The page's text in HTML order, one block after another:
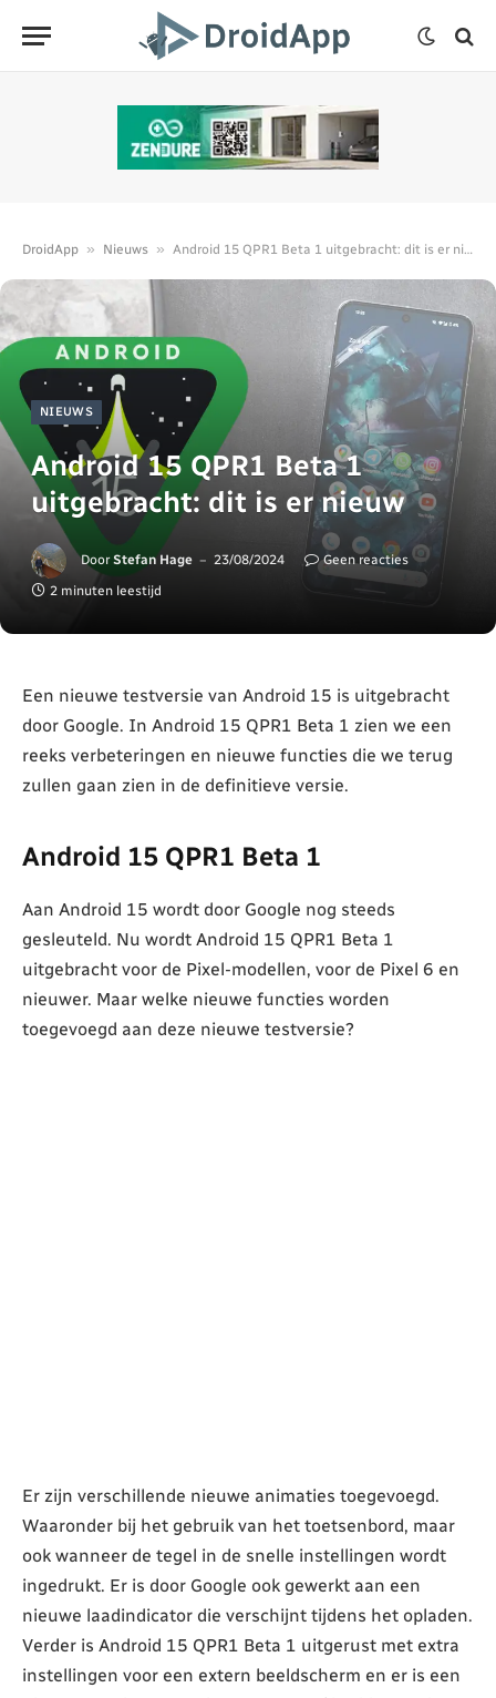
DroidApp » Nieuws » Android 15 QPR1 Beta 1 uitgebracht: dit is er nieuw
NIEUWS
Android 15 QPR1 Beta 1
uitgebracht: dit is er nieuw
Door Stefan Hage 23/08/2024
Geen reacties
2 minuten leestijd
Een nieuwe testversie van Android 15 is uitgebracht
door Google. In Android 15 QPR1 Beta 1 zien we een
reeks verbeteringen en nieuwe functies die we terug
zullen gaan zien in de definitieve versie.
Android 15 QPR1 Beta 1
Aan Android 15 wordt door Google nog steeds
gesleuteld. Nu wordt Android 15 QPR1 Beta 1
uitgebracht voor de Pixel-modellen, voor de Pixel 6 en
nieuwer. Maar welke nieuwe functies worden
toegevoegd aan deze nieuwe testversie?
Er zijn verschillende nieuwe animaties toegevoegd.
Waaronder bij het gebruik van het toetsenbord, maar
ook wanneer de tegel in de snelle instellingen wordt
ingedrukt. Er is door Google ook gewerkt aan een
nieuwe laadindicator die verschijnt tijdens het opladen.
Verder is Android 15 QPR1 Beta 1 uitgerust met extra
instellingen voor een extern beeldscherm en er is een